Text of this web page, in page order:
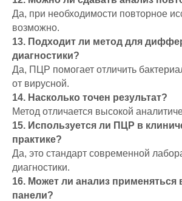
Да, при необходимости повторное
возможно.
13. Подходит ли метод для
диагностики?
Да, ПЦР помогает отличить
от вирусной.
14. Насколько точен результат?
Метод отличается высокой
15. Используется ли ПЦР в
практике?
Да, это стандарт современной
диагностики.
16. Может ли анализ применяться
панели?